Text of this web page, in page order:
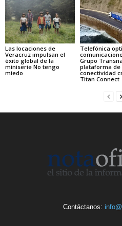
Las locaciones de
Veracruz impulsan el
éxito global de la
miniserie No tengo
miedo
Telefónica
Grupo
plataforma de
conectividad
Titan Connect
Contáctanos: